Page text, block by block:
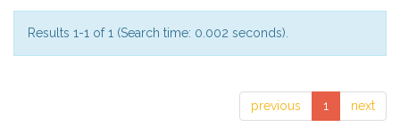
Results 1-1 of 1 (Search time: 0.002 seconds).
previous 1 next